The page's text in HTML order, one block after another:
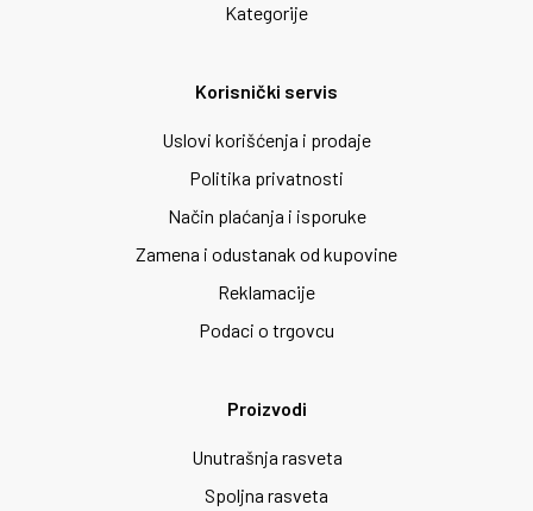
Kategorije
Korisnički servis
Uslovi korišćenja i prodaje
Politika privatnosti
Način plaćanja i isporuke
Zamena i odustanak od kupovine
Reklamacije
Podaci o trgovcu
Proizvodi
Unutrašnja rasveta
Spoljna rasveta